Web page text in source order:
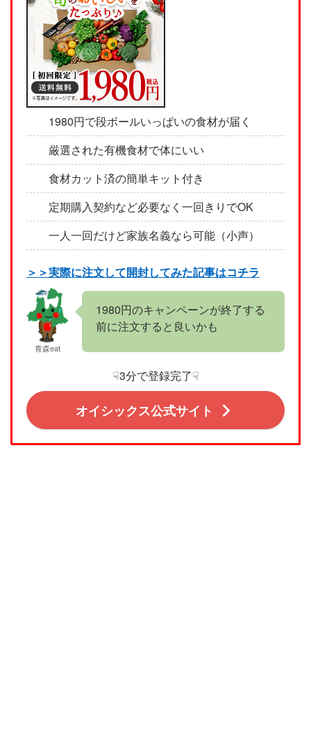
1980円で段ボールいっぱいの食材が届く
厳選された有機食材で体にいい
食材カット済の簡単キット付き
定期購入契約など必要なく一回きりでOK
一人一回だけど家族名義なら可能（小声）
＞＞実際に注文して開封してみた記事はコチラ
青森eat
1980円のキャンペーンが終了する
前に注文すると良いかも
☟3分で登録完了☟
オイシックス公式サイト